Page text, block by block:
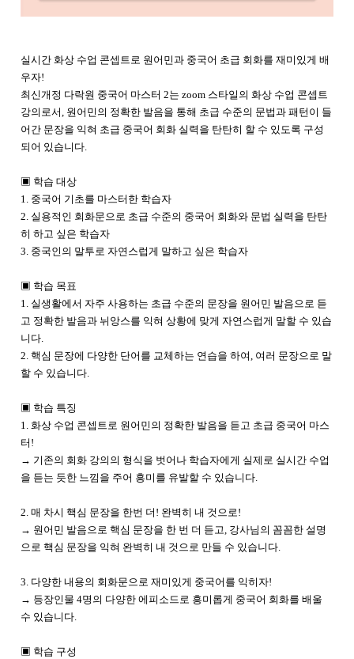
실시간 화상 수업 콘셉트로 원어민과 중국어 초급 회화를 재미있게 배
우자!
최신개정 다락원 중국어 마스터 2는 zoom 스타일의 화상 수업 콘셉트
강의로서, 원어민의 정확한 발음을 통해 초급 수준의 문법과 패턴이 들
어간 문장을 익혀 초급 중국어 회화 실력을 탄탄히 할 수 있도록 구성
되어 있습니다.
▣ 학습 대상
1. 중국어 기초를 마스터한 학습자
2. 실용적인 회화문으로 초급 수준의 중국어 회화와 문법 실력을 탄탄
히 하고 싶은 학습자
3. 중국인의 말투로 자연스럽게 말하고 싶은 학습자
▣ 학습 목표
1. 실생활에서 자주 사용하는 초급 수준의 문장을 원어민 발음으로 듣
고 정확한 발음과 뉘앙스를 익혀 상황에 맞게 자연스럽게 말할 수 있습
니다.
2. 핵심 문장에 다양한 단어를 교체하는 연습을 하여, 여러 문장으로 말
할 수 있습니다.
▣ 학습 특징
1. 화상 수업 콘셉트로 원어민의 정확한 발음을 듣고 초급 중국어 마스
터!
→ 기존의 회화 강의의 형식을 벗어나 학습자에게 실제로 실시간 수업
을 듣는 듯한 느낌을 주어 흥미를 유발할 수 있습니다.
2. 매 차시 핵심 문장을 한번 더! 완벽히 내 것으로!
→ 원어민 발음으로 핵심 문장을 한 번 더 듣고, 강사님의 꼼꼼한 설명
으로 핵심 문장을 익혀 완벽히 내 것으로 만들 수 있습니다.
3. 다양한 내용의 회화문으로 재미있게 중국어를 익히자!
→ 등장인물 4명의 다양한 에피소드로 흥미롭게 중국어 회화를 배울
수 있습니다.
▣ 학습 구성